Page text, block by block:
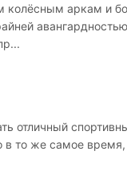
аркам и
отличный
в то же самое